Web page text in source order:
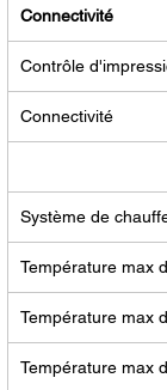
Connectivité
Contrôle
Connectivité
Système de
Température max
Température max
Température max